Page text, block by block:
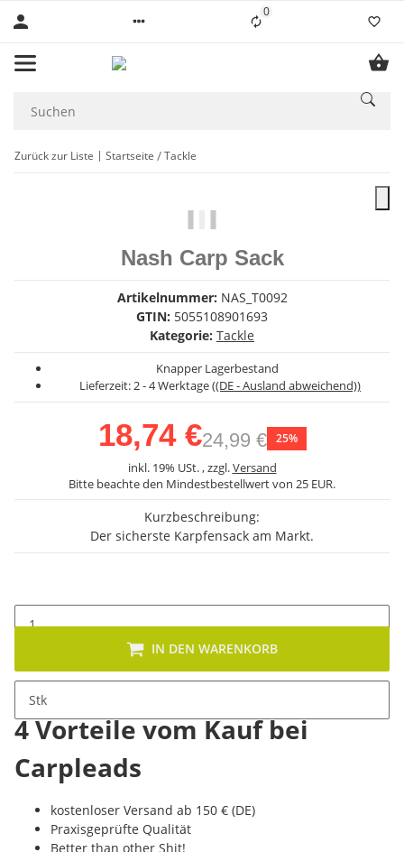
0Liste ist leer
Zurück zur Liste Startseite Tackle
Nash Carp Sack
Artikelnummer: NAS_T0092
GTIN: 5055108901693
Kategorie: Tackle
Knapper Lagerbestand
Lieferzeit:2 - 4 Werktage((DE - Ausland abweichend))
18,74 €24,99 € 25%
inkl. 19% USt. , zzgl.Versand
Bitte beachte den Mindestbestellwert von 25 EUR.
Kurzbeschreibung:
Der sicherste Karpfensack am Markt.
Stk
IN DEN WARENKORB
4 Vorteile vom Kauf bei
Carpleads
kostenloser Versand ab 150 € (DE)
Praxisgeprüfte Qualität
Better than other Shit!